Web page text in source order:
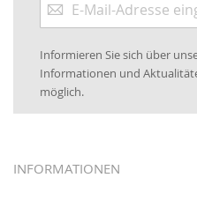
04.11.2018:
16.01.2017:JETZT NEU-
Maestro)
12.01.2017:JETZT NEU-
05.09.2016: NEUE
zum
Informieren Sie sich über
Informationen und
möglich.
INFORMATIONEN